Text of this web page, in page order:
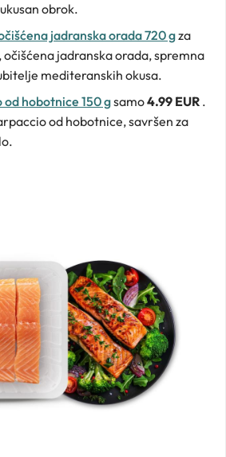
obrok.
jadranska orada 720 gza
očišćena jadranska orada, spremna
mediteranskih okusa.
hobotnice 150 gsamo4.99 EUR .
od hobotnice, savršen za